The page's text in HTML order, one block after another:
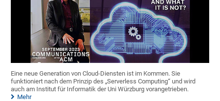
Eine neue Generation von Cloud-Diensten ist im Kommen. Sie
funktioniert nach dem Prinzip des „Serverless Computing“ und wird
auch am Institut für Informatik der Uni Würzburg vorangetrieben.
Mehr